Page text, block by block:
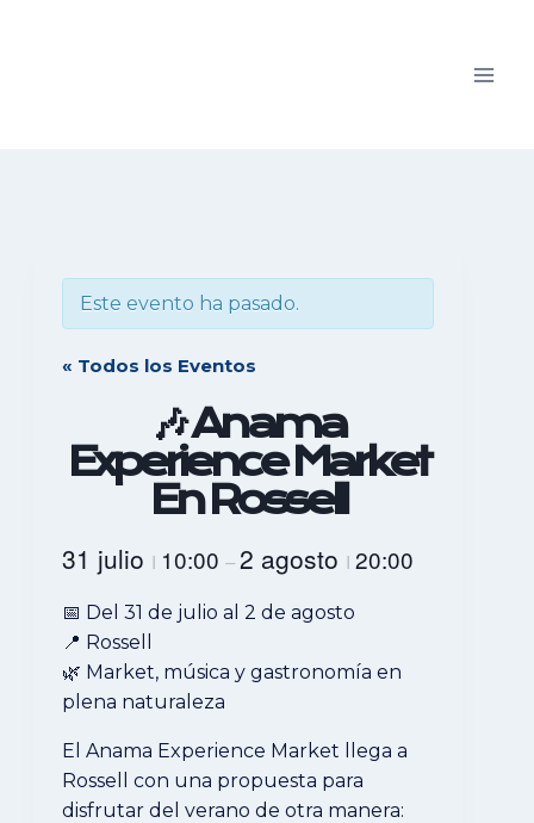
Este evento ha pasado.
« Todos los Eventos
🎶 Anama
Experience Market
En Rossell
31 julio I 10:00 –2 agosto I 20:00
📅 Del 31 de julio al 2 de agosto
📍 Rossell
🌿 Market, música y gastronomía en
plena naturaleza
El Anama Experience Market llega a
Rossell con una propuesta para
disfrutar del verano de otra manera: